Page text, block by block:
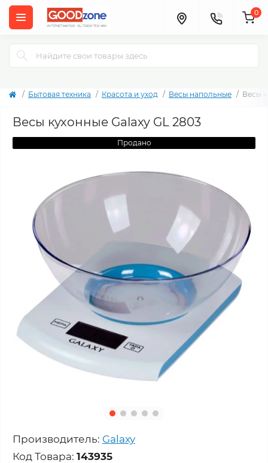
0
Бытовая техника Красота и уход Весы напольные Весы
Весы кухонные Galaxy GL 2803
Продано
Производитель: Galaxy
Код Товара: 143935